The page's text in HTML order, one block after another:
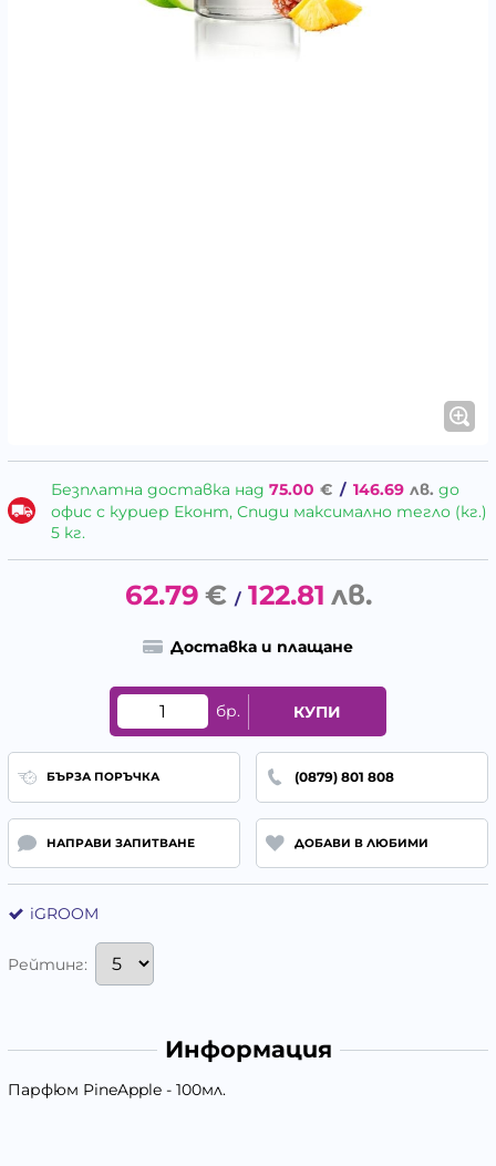
Безплатна доставка над 75.00 € / 146.69 лв. до
офис с куриер Еконт, Спиди максимално тегло (кг.)
5 кг.
62.79 € / 122.81 лв.
Доставка и плащане
бр. КУПИ
БЪРЗА ПОРЪЧКА (0879) 801 808
НАПРАВИ ЗАПИТВАНЕ ДОБАВИ В ЛЮБИМИ
iGROOM
Рейтинг:
Информация
Парфюм PineApple - 100мл.